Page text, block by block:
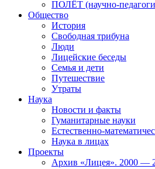
ПОЛЁТ (научно-
Общество
История
Свободная трибуна
Люди
Лицейские беседы
Семья и дети
Путешествие
Утраты
Наука
Новости и факты
Гуманитарные науки
Естественно-
Наука в лицах
Проекты
Архив «Лицея». 2000 —